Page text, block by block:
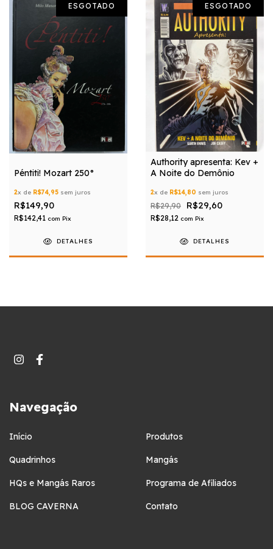
ESGOTADO
Péntiti! Mozart 250°
2x de R$74,95 sem juros
R$149,90
R$142,41 com Pix
DETALHES
ESGOTADO
Authority apresenta: Kev +
A Noite do Demônio
2x de R$14,80 sem juros
R$29,90 R$29,60
R$28,12 com Pix
DETALHES
Navegação
Início Produtos
Quadrinhos Mangás
HQs e Mangás Raros Programa de Afiliados
BLOG CAVERNA Contato